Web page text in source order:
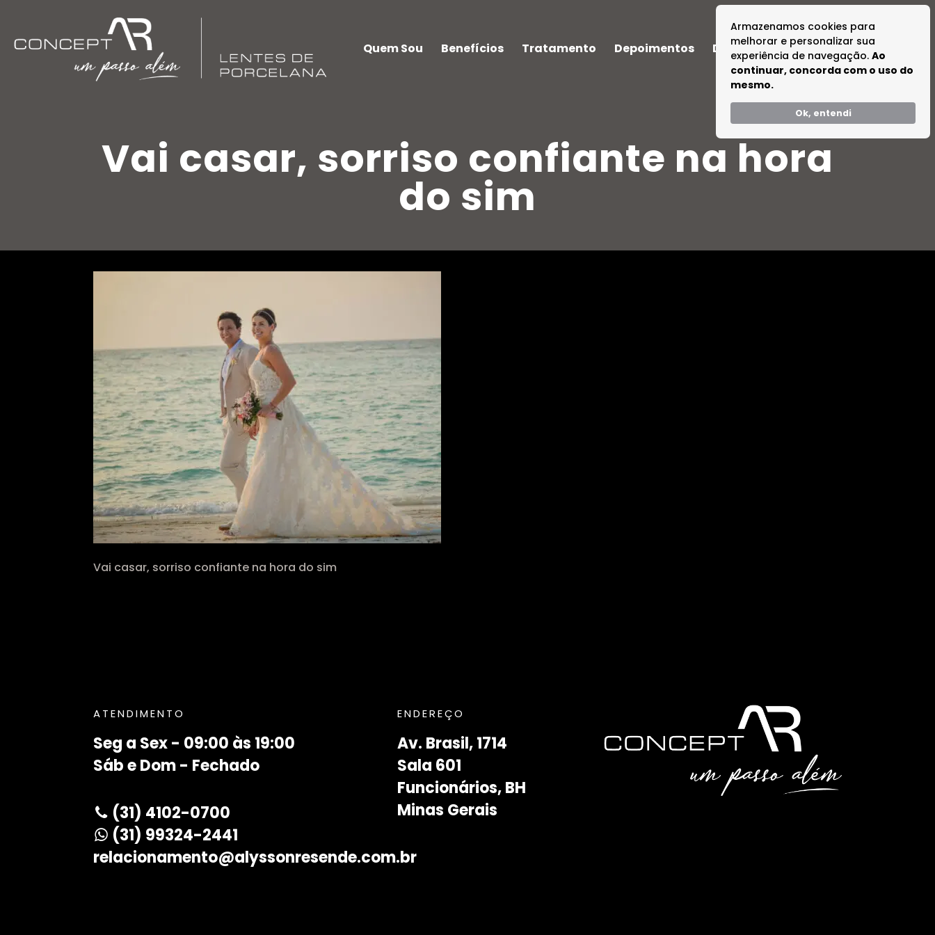
Armazenamos cookies para
melhorar e personalizar sua
experiência de navegação. Ao
continuar, concorda com o uso do
mesmo.
Ok, entendi
Quem Sou Benefícios Tratamento Depoimentos Dúvidas Tire suas Dúvidas
Vai casar, sorriso confiante na hora
do sim
Vai casar, sorriso confiante na hora do sim
ATENDIMENTO
Seg a Sex - 09:00 às 19:00
Sáb e Dom - Fechado
(31) 4102-0700
(31) 99324-2441
relacionamento@alyssonresende.com.br
ENDEREÇO
Av. Brasil, 1714
Sala 601
Funcionários, BH
Minas Gerais